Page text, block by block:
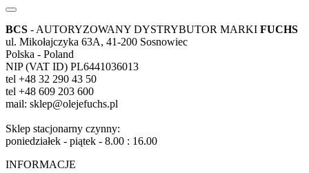
BCS - AUTORYZOWANY DYSTRYBUTOR MARKI FUCHS
ul. Mikołajczyka 63A, 41-200 Sosnowiec
Polska - Poland
NIP (VAT ID) PL6441036013
tel +48 32 290 43 50
tel +48 609 203 600
mail: sklep@olejefuchs.pl
Sklep stacjonarny czynny:
poniedziałek - piątek - 8.00 : 16.00
INFORMACJE